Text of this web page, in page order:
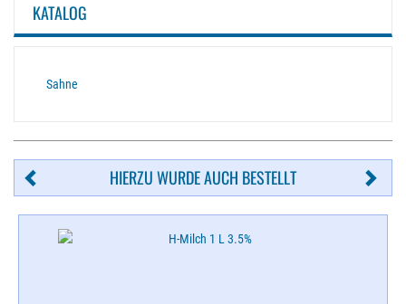
KATALOG
Sahne
HIERZU WURDE AUCH BESTELLT